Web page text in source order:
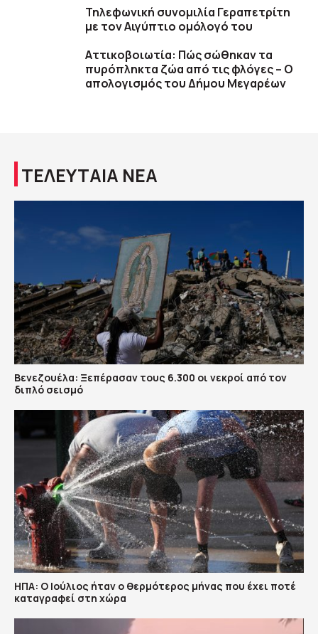
Τηλεφωνική συνομιλία Γεραπετρίτη
με τον Αιγύπτιο ομόλογό του
Αττικοβοιωτία: Πώς σώθηκαν τα
πυρόπληκτα ζώα από τις φλόγες – Ο
απολογισμός του Δήμου Μεγαρέων
ΤΕΛΕΥΤΑΙΑ ΝΕΑ
Βενεζουέλα: Ξεπέρασαν τους 6.300 οι νεκροί από τον
διπλό σεισμό
ΗΠΑ: Ο Ιούλιος ήταν ο θερμότερος μήνας που έχει ποτέ
καταγραφεί στη χώρα